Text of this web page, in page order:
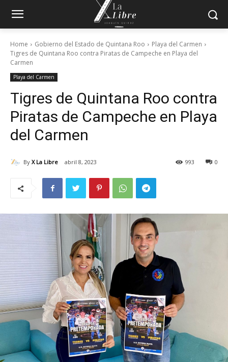
Home Gobierno del Estado de Quintana Roo
Playa del Carmen
Tigres de Quintana Roo contra Piratas de Campeche en Playa del
Carmen
Playa del Carmen
Tigres de Quintana Roo contra
Piratas de Campeche en Playa
del Carmen
By X La Libre abril 8, 2023 0
993